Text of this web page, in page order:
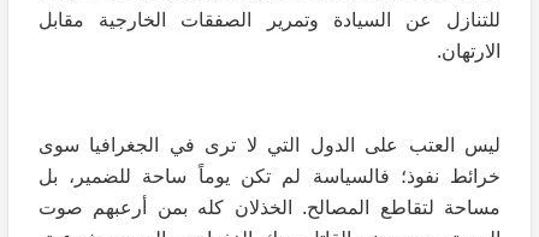
للتنازل عن السيادة وتمرير الصفقات الخارجية مقابل
الارتهان.
ليس العتب على الدول التي لا ترى في الجغرافيا سوى
خرائط نفوذ؛ فالسياسة لم تكن يوماً ساحة للضمير، بل
مساحة لتقاطع المصالح. الخذلان كله بمن أرعبهم صوت